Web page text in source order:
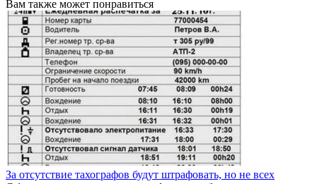
Вам также может понравиться
За отсутствие тахографов будут штрафовать, но не всех